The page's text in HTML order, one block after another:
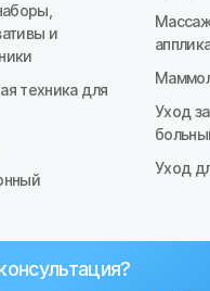
и
техника для
Уход
Уход